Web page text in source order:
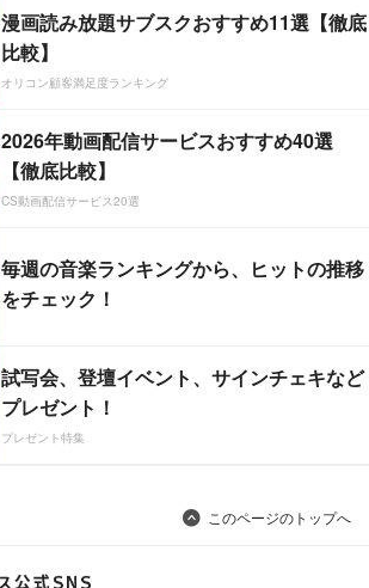
漫画読み放題サブスクおすすめ11選【徹底
比較】
オリコン顧客満足度ランキング
2026年動画配信サービスおすすめ40選
【徹底比較】
CS動画配信サービス20選
毎週の音楽ランキングから、ヒットの推移
をチェック！
試写会、登壇イベント、サインチェキなど
プレゼント！
プレゼント特集
このページのトップへ